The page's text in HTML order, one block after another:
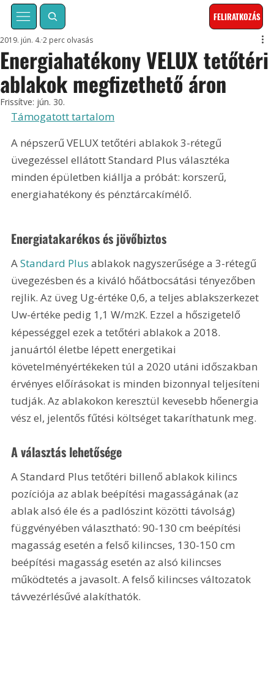
FELIRATKOZÁS
Energiahatékony VELUX tetőtéri
ablakok megfizethető áron
2019. jún. 4. 2 perc olvasás
Frissítve: jún. 30.
Támogatott tartalom
A népszerű VELUX tetőtéri ablakok 3-rétegű
üvegezéssel ellátott Standard Plus választéka
minden épületben kiállja a próbát: korszerű,
energiahatékony és pénztárcakímélő.
Energiatakarékos és jövőbiztos
A Standard Plus ablakok nagyszerűsége a 3-rétegű
üvegezésben és a kiváló hőátbocsátási tényezőben
rejlik. Az üveg Ug-értéke 0,6, a teljes ablakszerkezet
Uw-értéke pedig 1,1 W/m2K. Ezzel a hőszigetelő
képességgel ezek a tetőtéri ablakok a 2018.
januártól életbe lépett energetikai
követelményértékeken túl a 2020 utáni időszakban
érvényes előírásokat is minden bizonnyal teljesíteni
tudják. Az ablakokon keresztül kevesebb hőenergia
vész el, jelentős fűtési költséget takaríthatunk meg.
A választás lehetősége
A Standard Plus tetőtéri billenő ablakok kilincs
pozíciója az ablak beépítési magasságának (az
ablak alsó éle és a padlószint közötti távolság)
függvényében választható: 90-130 cm beépítési
magasság esetén a felső kilincses, 130-150 cm
beépítési magasság esetén az alsó kilincses
működtetés a javasolt. A felső kilincses változatok
távvezérlésűvé alakíthatók.